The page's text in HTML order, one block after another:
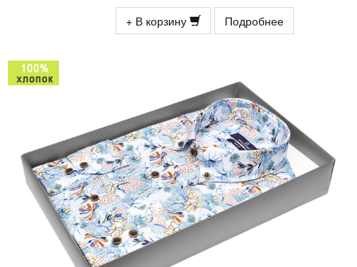
+ В корзину Подробнее